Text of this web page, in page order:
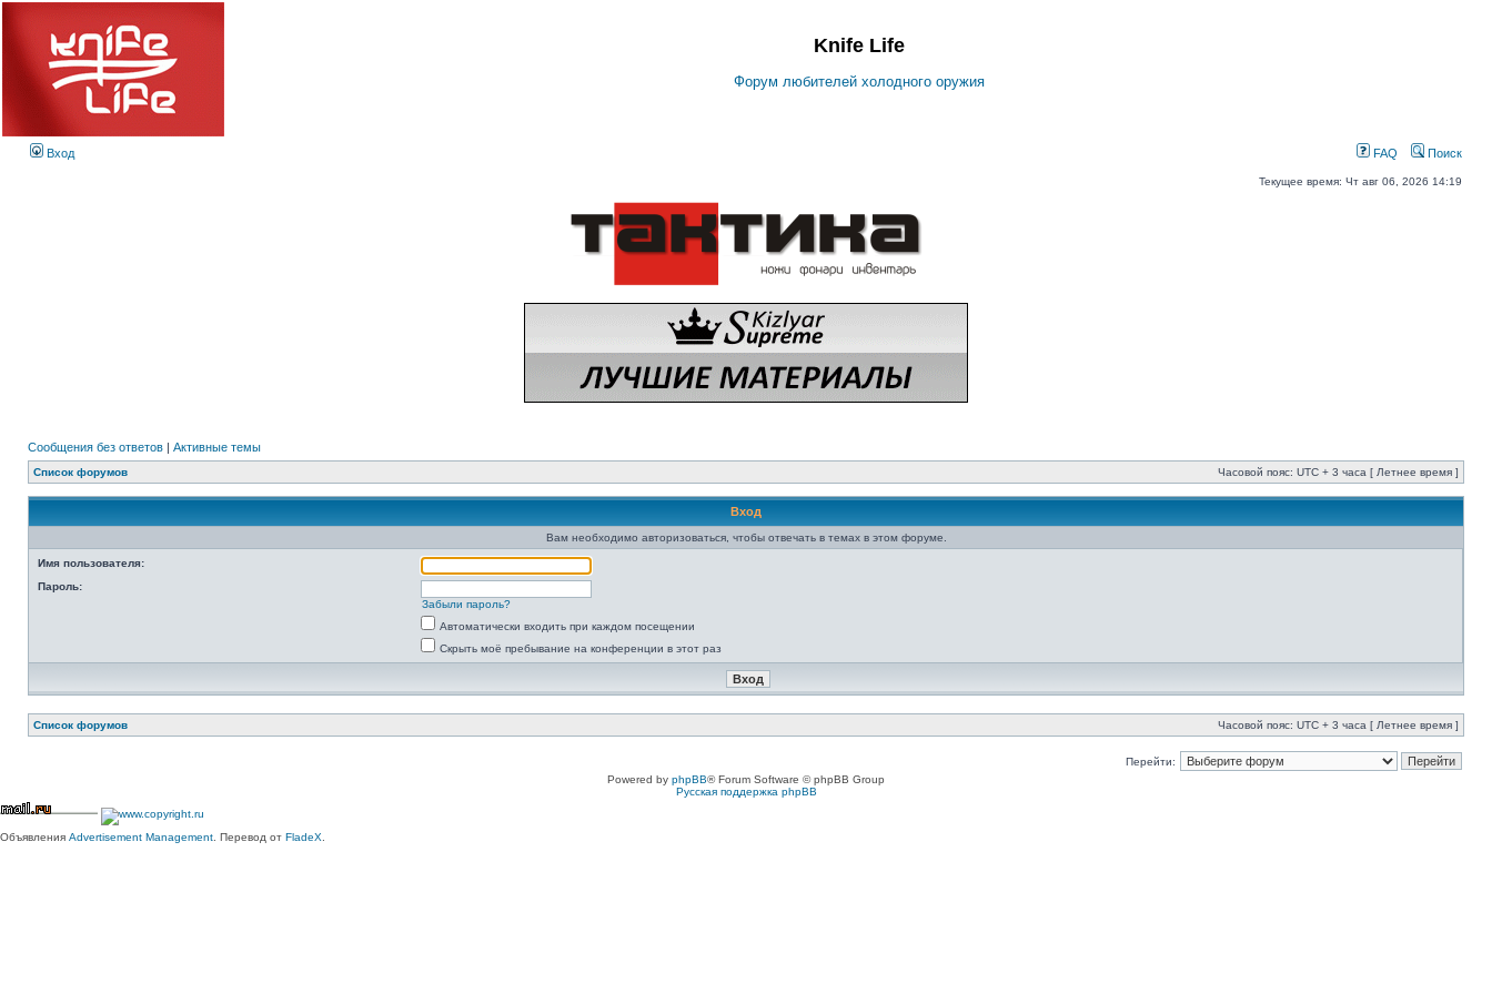
Knife Life
Форум любителей холодного оружия
Вход FAQ Поиск
Текущее время: Чт авг 06, 2026 14:19
Сообщения без ответов | Активные темы
Список форумов Часовой пояс: UTC + 3 часа [ Летнее время ]
Вход
Вам необходимо авторизоваться, чтобы отвечать в темах в этом форуме.
Имя пользователя:
Пароль:
Забыли пароль?
Автоматически входить при каждом посещении
Скрыть моё пребывание на конференции в этот раз
Список форумов Часовой пояс: UTC + 3 часа [ Летнее время ]
Перейти:
Powered by phpBB® Forum Software © phpBB Group
Русская поддержка phpBB
Объявления Advertisement Management . Перевод от FladeX